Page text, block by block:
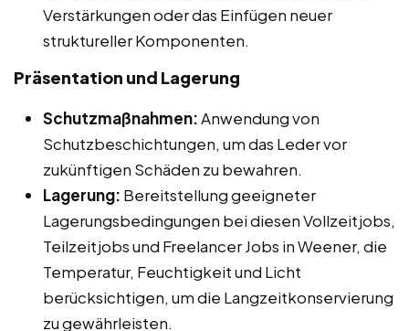
Verstärkungen oder das Einfügen neuer
struktureller Komponenten.
Präsentation und Lagerung
Schutzmaßnahmen:Anwendung von
Schutzbeschichtungen, um das Leder vor
zukünftigen Schäden zu bewahren.
Lagerung: Bereitstellung geeigneter
Lagerungsbedingungen bei diesen Vollzeitjobs,
Teilzeitjobs und Freelancer Jobs in Weener, die
Temperatur, Feuchtigkeit und Licht
berücksichtigen, um die Langzeitkonservierung
zu gewährleisten.